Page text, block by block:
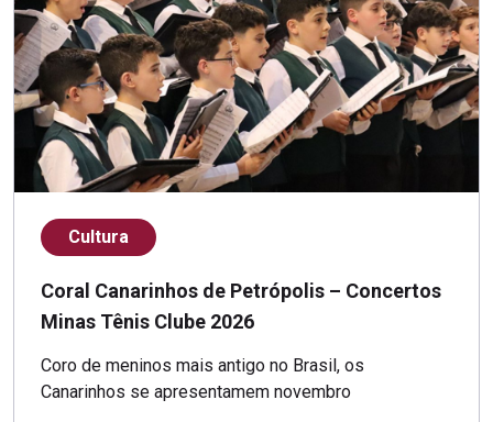
Cultura
Coral Canarinhos de Petrópolis – Concertos
Minas Tênis Clube 2026
Coro de meninos mais antigo no Brasil, os
Canarinhos se apresentamem novembro